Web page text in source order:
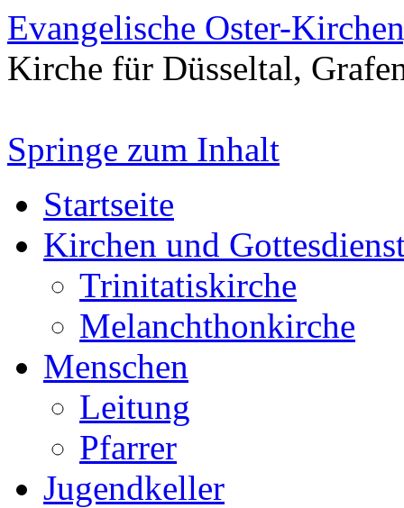
Evangelische Oster-
Kirche für Düsseltal,
Springe zum Inhalt
Startseite
Kirchen und
Trinitatiskirche
Melanchthonkirche
Menschen
Leitung
Pfarrer
Jugendkeller